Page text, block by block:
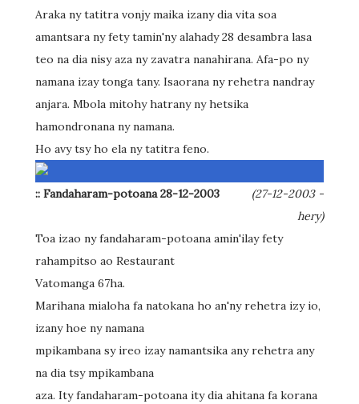
Araka ny tatitra vonjy maika izany dia vita soa
amantsara ny fety tamin'ny alahady 28 desambra lasa
teo na dia nisy aza ny zavatra nanahirana. Afa-po ny
namana izay tonga tany. Isaorana ny rehetra nandray
anjara. Mbola mitohy hatrany ny hetsika
hamondronana ny namana.
Ho avy tsy ho ela ny tatitra feno.
:: Fandaharam-potoana 28-12-2003
(27-12-2003 -
hery)
Toa izao ny fandaharam-potoana amin'ilay fety
rahampitso ao Restaurant
Vatomanga 67ha.
Marihana mialoha fa natokana ho an'ny rehetra izy io,
izany hoe ny namana
mpikambana sy ireo izay namantsika any rehetra any
na dia tsy mpikambana
aza. Ity fandaharam-potoana ity dia ahitana fa korana